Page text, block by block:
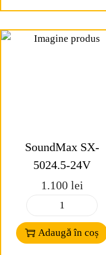
SoundMax SX-
5024.5-24V
1.100 lei
Adaugă în coș